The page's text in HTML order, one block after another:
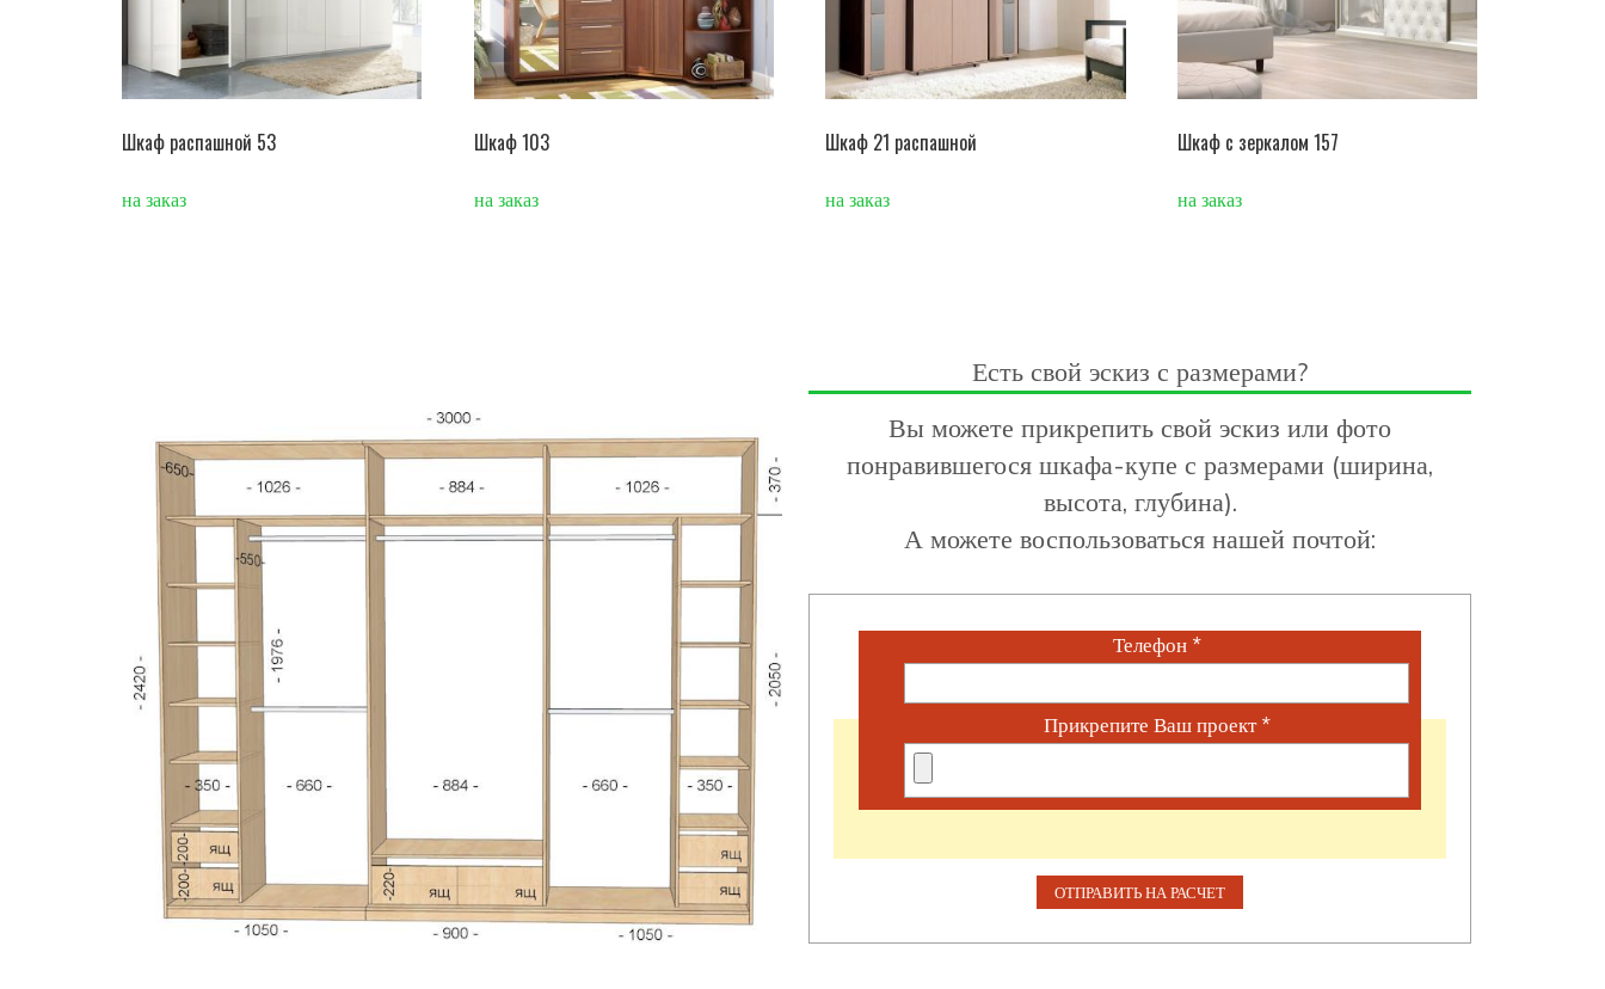
Шкаф распашной 53
на заказ
Шкаф 103
на заказ
Шкаф 21 распашной
на заказ
Шкаф с зеркалом 157
на заказ
Есть свой эскиз с размерами?
Вы можете прикрепить свой эскиз или фото
понравившегося шкафа-купе с размерами (ширина,
высота, глубина).
А можете воспользоваться нашей почтой:
Телефон *
Прикрепите Ваш проект*